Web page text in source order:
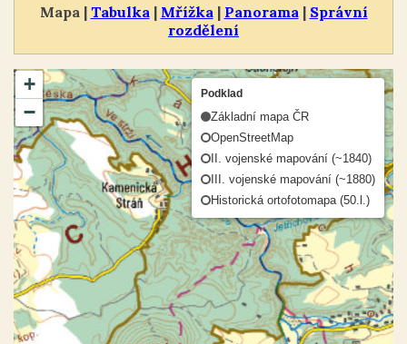
Mapa | Tabulka | Mřížka | Panorama | Správní
rozdělení
+
−
Podklad
Základní mapa ČR
OpenStreetMap
II. vojenské mapování (~1840)
III. vojenské mapování (~1880)
Historická ortofotomapa (50.l.)